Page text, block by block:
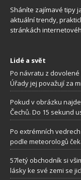
Sháníte zajímavé tipy
aktuální trendy,
stránkách
Lidé a svět
Po návratu z
Úřady jej považují za
Pokud v obrázku
Čechů. Do 15 sekund
Po extrémních
podle meteorologů
57letý obchodník si
lásky ke své zemi se